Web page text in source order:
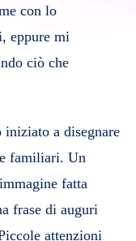
con lo
eppure mi
ciò che
a disegnare
familiari. Un
fatta
frase di auguri
attenzioni